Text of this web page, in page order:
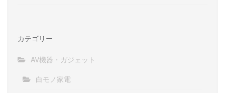
カテゴリー
AV機器・ガジェット
白モノ家電